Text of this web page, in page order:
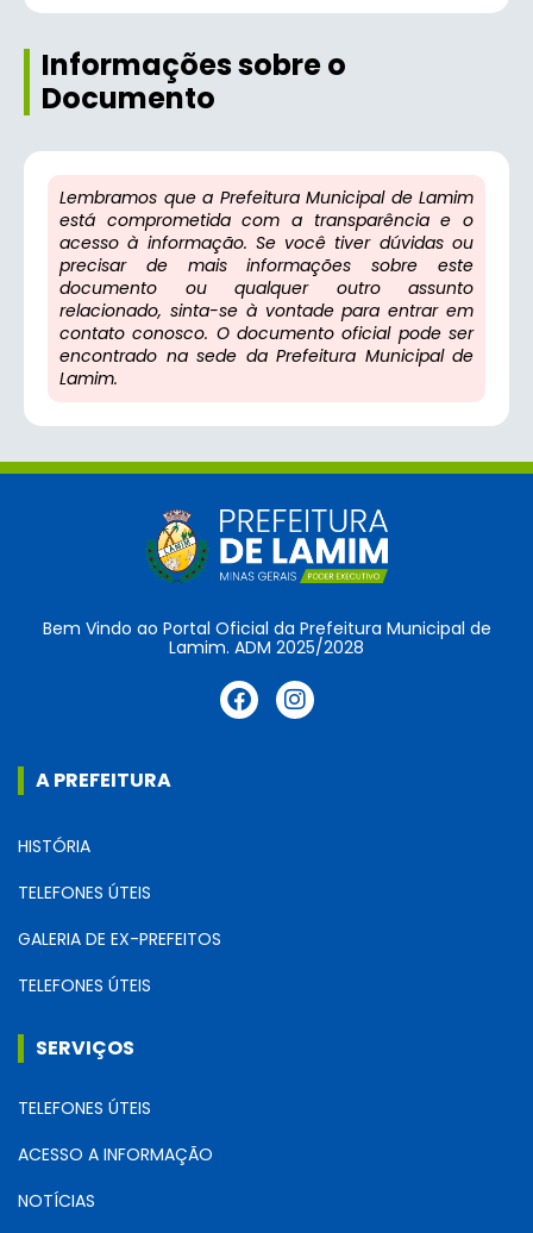
Informações sobre o
Documento
Lembramos que a Prefeitura Municipal de Lamim
está comprometida com a transparência e o
acesso à informação. Se você tiver dúvidas ou
precisar de mais informações sobre este
documento ou qualquer outro assunto
relacionado, sinta-se à vontade para entrar em
contato conosco. O documento oficial pode ser
encontrado na sede da Prefeitura Municipal de
Lamim.
Bem Vindo ao Portal Oficial da Prefeitura Municipal de
Lamim. ADM 2025/2028
A PREFEITURA
HISTÓRIA
TELEFONES ÚTEIS
GALERIA DE EX-PREFEITOS
TELEFONES ÚTEIS
SERVIÇOS
TELEFONES ÚTEIS
ACESSO A INFORMAÇÃO
NOTÍCIAS